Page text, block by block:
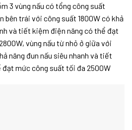
3 vùng nấu có tổng công suất
bên trái với công suất 1800W có khả
và tiết kiệm điện năng có thể đạt
vùng nấu từ nhỏ ở giữa với
năng đun nấu siêu nhanh và tiết
mức công suất tối đa 2500W